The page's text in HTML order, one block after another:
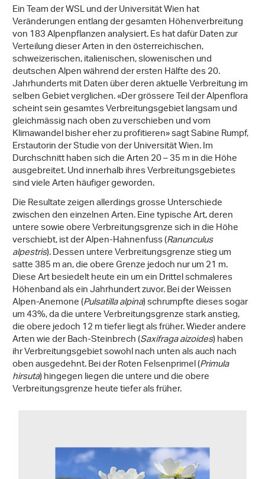
Ein Team der WSL und der Universität Wien hat
Veränderungen entlang der gesamten Höhenverbreitung
von 183 Alpenpflanzen analysiert. Es hat dafür Daten zur
Verteilung dieser Arten in den österreichischen,
schweizerischen, italienischen, slowenischen und
deutschen Alpen während der ersten Hälfte des 20.
Jahrhunderts mit Daten über deren aktuelle Verbreitung im
selben Gebiet verglichen. «Der grössere Teil der Alpenflora
scheint sein gesamtes Verbreitungsgebiet langsam und
gleichmässig nach oben zu verschieben und vom
Klimawandel bisher eher zu profitieren» sagt Sabine Rumpf,
Erstautorin der Studie von der Universität Wien. Im
Durchschnitt haben sich die Arten 20 – 35 m in die Höhe
ausgebreitet. Und innerhalb ihres Verbreitungsgebietes
sind viele Arten häufiger geworden.
Die Resultate zeigen allerdings grosse Unterschiede
zwischen den einzelnen Arten. Eine typische Art, deren
untere sowie obere Verbreitungsgrenze sich in die Höhe
verschiebt, ist der Alpen-Hahnenfuss (Ranunculus
alpestris). Dessen untere Verbreitungsgrenze stieg um
satte 385 m an, die obere Grenze jedoch nur um 21 m.
Diese Art besiedelt heute ein um ein Drittel schmaleres
Höhenband als ein Jahrhundert zuvor. Bei der Weissen
Alpen-Anemone (Pulsatilla alpina) schrumpfte dieses sogar
um 43%, da die untere Verbreitungsgrenze stark anstieg,
die obere jedoch 12 m tiefer liegt als früher. Wieder andere
Arten wie der Bach-Steinbrech (Saxifraga aizoides) haben
ihr Verbreitungsgebiet sowohl nach unten als auch nach
oben ausgedehnt. Bei der Roten Felsenprimel (Primula
hirsuta) hingegen liegen die untere und die obere
Verbreitungsgrenze heute tiefer als früher.